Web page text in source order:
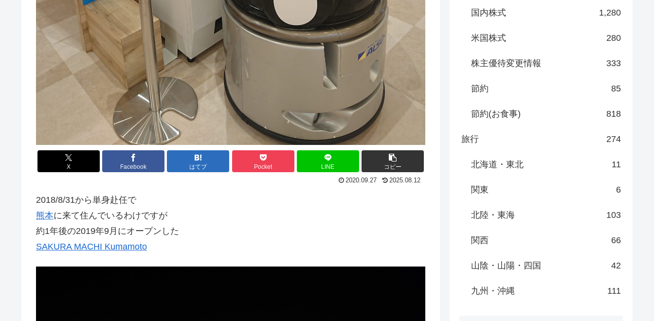
X Facebook はてブ Pocket LINE コピー
2020.09.27 2025.08.12
2018/8/31から単身赴任で
熊本に来て住んでいるわけですが
約1年後の2019年9月にオープンした
SAKURA MACHI Kumamoto
国内株式 1,280
米国株式 280
株主優待変更情報 333
節約 85
節約(お食事) 818
旅行 274
北海道・東北 11
関東 6
北陸・東海 103
関西 66
山陰・山陽・四国 42
九州・沖縄 111